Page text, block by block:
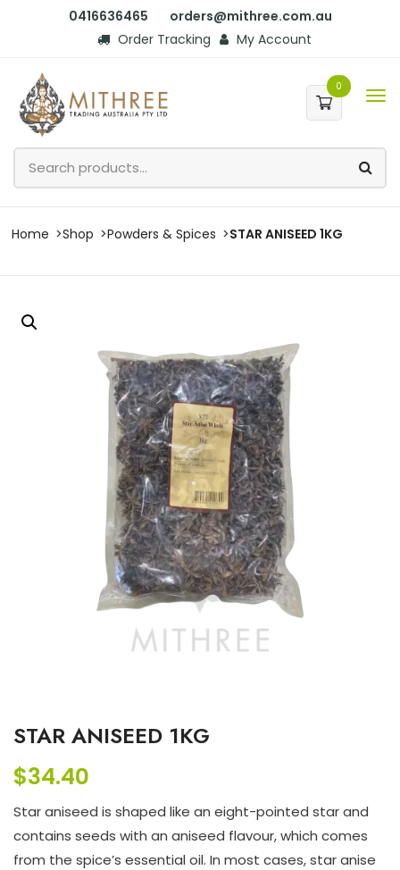
0416636465
orders@mithree.com.au
Order Tracking
My Account
0
Home Shop Powders & Spices STAR ANISEED 1KG
STAR ANISEED 1KG
$34.40
Star aniseed is shaped like an eight-pointed star and
contains seeds with an aniseed flavour, which comes
from the spice’s essential oil. In most cases, star anise